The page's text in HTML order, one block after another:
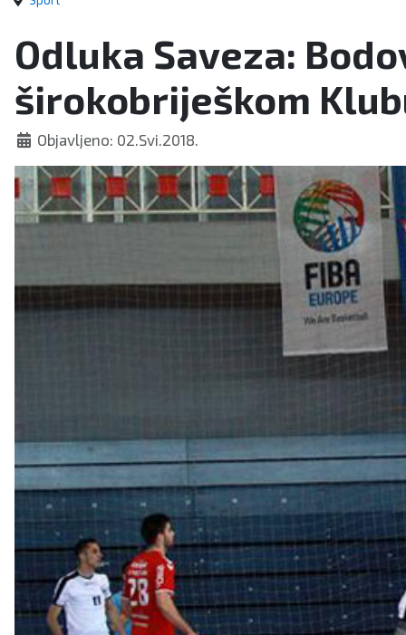
Odluka Saveza:
širokobriješkom
Objavljeno: 02.Svi.2018.